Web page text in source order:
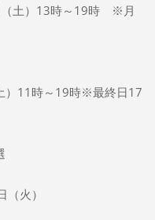
（土）13時～19時 ※月
）11時～19時※最終日17
火）